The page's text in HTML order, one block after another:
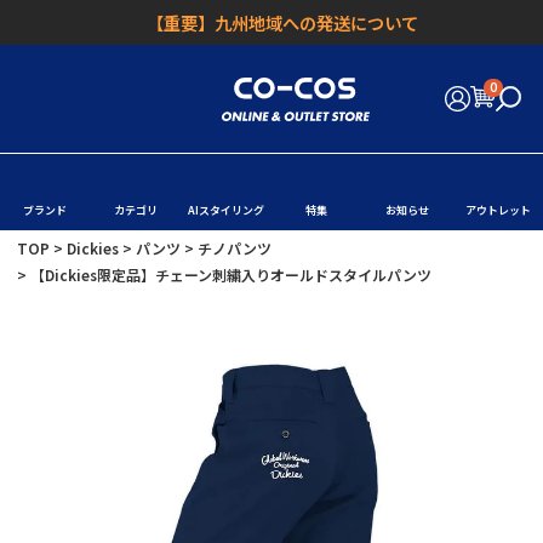
【重要】九州地域への発送について
0
ブランド カテゴリ AIスタイリング 特集 お知らせ アウトレット
TOP Dickies パンツ
チノパンツ
【Dickies限定品】チェーン刺繍入りオールドスタイルパンツ